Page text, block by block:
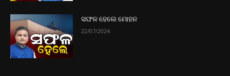
ସଫଳ ହେଲେ ମୋହନ
22/07/2024